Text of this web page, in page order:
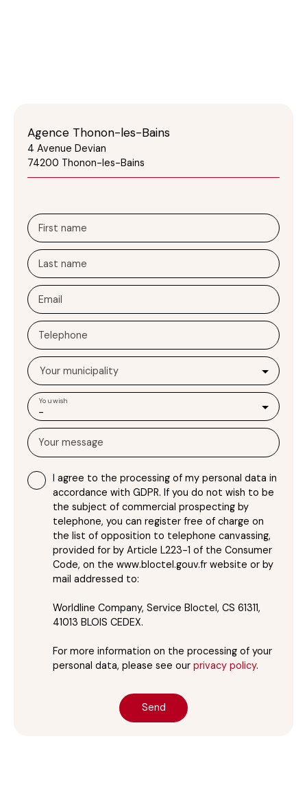
Agence Thonon-les-Bains
4 Avenue Devian
74200 Thonon-les-Bains
First name
Last name
Email
Telephone
Your municipality
-
You wish
Your message
I agree to the processing of my personal data in
accordance with GDPR. If you do not wish to be
the subject of commercial prospecting by
telephone, you can register free of charge on
the list of opposition to telephone canvassing,
provided for by Article L223-1 of the Consumer
Code, on the www.bloctel.gouv.fr website or by
mail addressed to:
Worldline Company, Service Bloctel, CS 61311,
41013 BLOIS CEDEX.
For more information on the processing of your
personal data, please see our privacy policy.
Send